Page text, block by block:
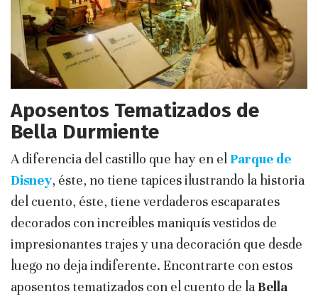
Aposentos Tematizados de
Bella Durmiente
A diferencia del castillo que hay en el Parque de
Disney, éste, no tiene tapices ilustrando la historia
del cuento, éste, tiene verdaderos escaparates
decorados con increíbles maniquís vestidos de
impresionantes trajes y una decoración que desde
luego no deja indiferente. Encontrarte con estos
aposentos tematizados con el cuento de laBella